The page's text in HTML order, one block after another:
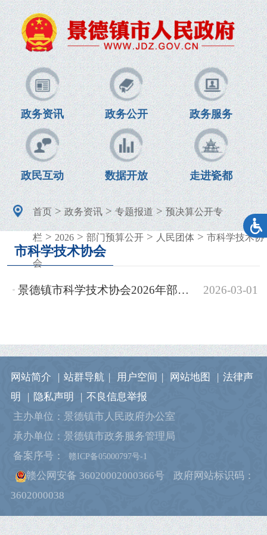
政务资讯 政务公开 政务服务
政民互动 数据开放 走进瓷都
首页>政务资讯>专题报道>预决算公开专
栏 > 2026> 部门预算公开> 人民团体> 市科学技术协
会
市科学技术协会
2026-03-01
景德镇市科学技术协会2026年部门预算
网站简介 | 站群导航 | 用户空间 | 网站地图 | 法律声
明
| 隐私声明 | 不良信息举报
主办单位：景德镇市人民政府办公室
承办单位：景德镇市政务服务管理局
备案序号：
赣ICP备05000797号-1
赣公网安备 36020002000366号
政府网站标识码：
3602000038